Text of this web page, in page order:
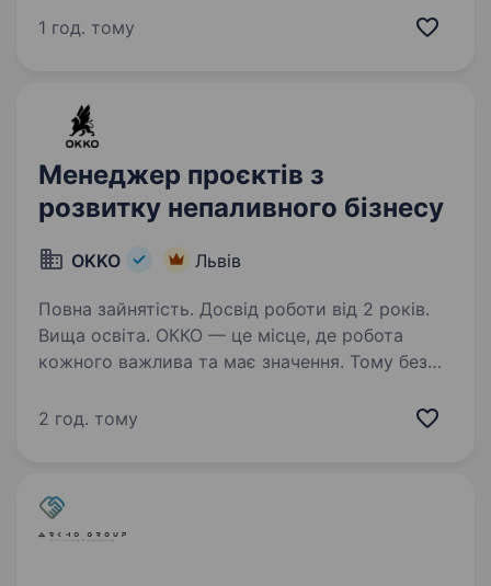
кухонь. Ми проєктуємо, оснащуємо
1 год. тому
Менеджер проєктів з
розвитку непаливного бізнесу
OKKO Львів
Повна зайнятість. Досвід роботи від 2 років.
Вища освіта. ОККО — це місце, де робота
кожного важлива та має значення. Тому без
формуймо надійний тил нашої країни разом!
2 год. тому